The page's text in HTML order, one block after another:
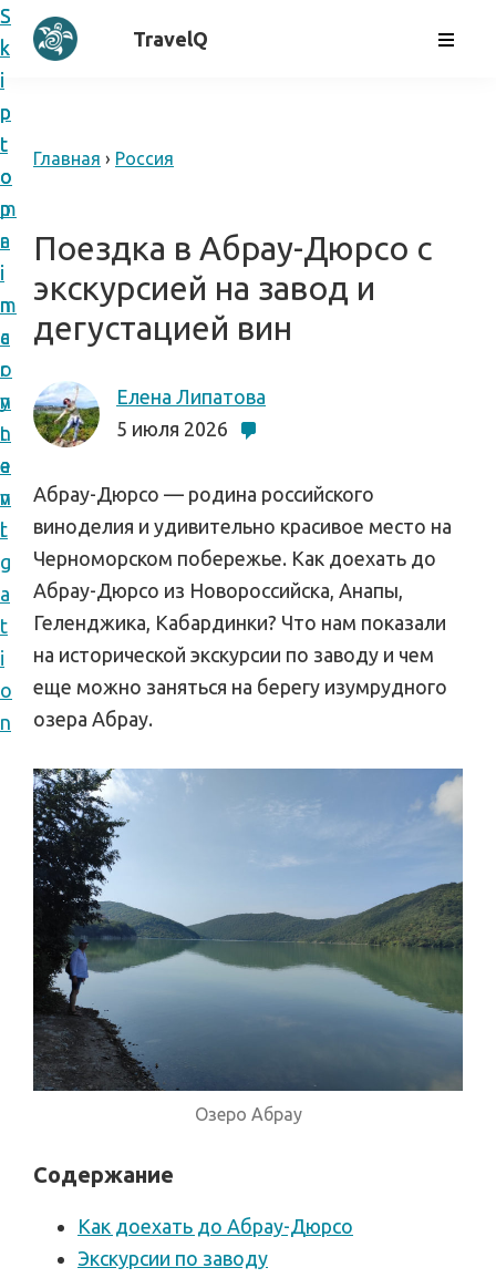
S
k
i
p
t
o
p
r
i
m
a
r
y
n
a
v
i
g
a
t
i
o
n
S
k
i
p
t
o
m
a
i
n
c
o
n
t
e
n
t
TravelQ
я
т
е
н
у
в
Главная › Россия
Поездка в Абрау-Дюрсо с
экскурсией на завод и
дегустацией вин
Елена Липатова
5 июля 2026
Абрау-Дюрсо — родина российского
виноделия и удивительно красивое место на
Черноморском побережье. Как доехать до
Абрау-Дюрсо из Новороссийска, Анапы,
Геленджика, Кабардинки? Что нам показали
на исторической экскурсии по заводу и чем
еще можно заняться на берегу изумрудного
озера Абрау.
Озеро Абрау
Содержание
Как доехать до Абрау-Дюрсо
Экскурсии по заводу